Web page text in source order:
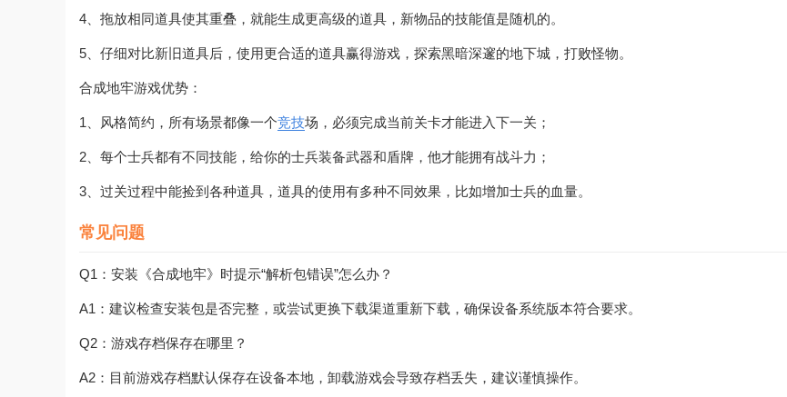
4、拖放相同道具使其重叠，就能生成更高级的道具，新物品的技能值是随机的。
5、仔细对比新旧道具后，使用更合适的道具赢得游戏，探索黑暗深邃的地下城，打败怪物。
合成地牢游戏优势：
1、风格简约，所有场景都像一个竞技场，必须完成当前关卡才能进入下一关；
2、每个士兵都有不同技能，给你的士兵装备武器和盾牌，他才能拥有战斗力；
3、过关过程中能捡到各种道具，道具的使用有多种不同效果，比如增加士兵的血量。
常见问题
Q1：安装《合成地牢》时提示“解析包错误”怎么办？
A1：建议检查安装包是否完整，或尝试更换下载渠道重新下载，确保设备系统版本符合要求。
Q2：游戏存档保存在哪里？
A2：目前游戏存档默认保存在设备本地，卸载游戏会导致存档丢失，建议谨慎操作。